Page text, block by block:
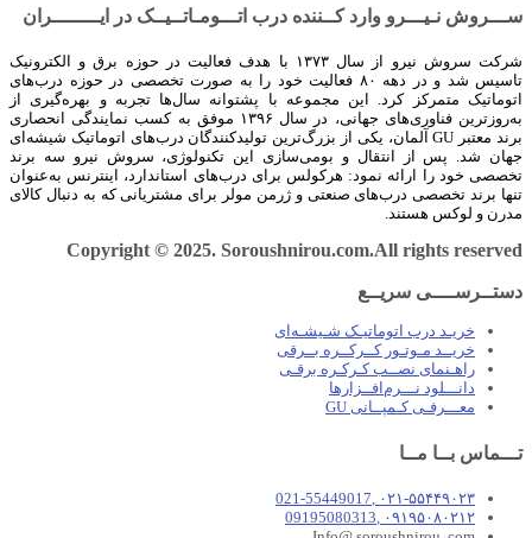
ســـروش نـیـــرو وارد کــننده درب اتـــومـاتــیــک در ایــــــــران
شرکت سروش نیرو از سال ۱۳۷۳ با هدف فعالیت در حوزه برق و الکترونیک
تاسیس شد و در دهه ۸۰ فعالیت خود را به صورت تخصصی در حوزه درب‌های
اتوماتیک متمرکز کرد. این مجموعه با پشتوانه سال‌ها تجربه و بهره‌گیری از
به‌روزترین فناوری‌های جهانی، در سال ۱۳۹۶ موفق به کسب نمایندگی انحصاری
برند معتبر GU آلمان، یکی از بزرگ‌ترین تولیدکنندگان درب‌های اتوماتیک شیشه‌ای
جهان شد. پس از انتقال و بومی‌سازی این تکنولوژی، سروش نیرو سه برند
تخصصی خود را ارائه نمود: هرکولس برای درب‌های استاندارد، اینترنس به‌عنوان
تنها برند تخصصی درب‌های صنعتی و ژرمن مولر برای مشتریانی که به دنبال کالای
مدرن و لوکس هستند.
Copyright © 2025. Soroushnirou.com.All rights reserved
دستــرســــی سریــع
خریـد درب اتوماتیـک شـیشـه‌ای
خریــد مـوتـور کــرکــره بــرقی
راهـنمای نصــب کـرکـره برقـی
دانـــلود نـــرم‌افــزارها
معـــرفـی کـمپــانی GU
تـــماس بــا مــا
۰۲۱-۵۵۴۴۹۰۲۳ ,021-55449017
۰۹۱۹۵۰۸۰۲۱۲ ,09195080313